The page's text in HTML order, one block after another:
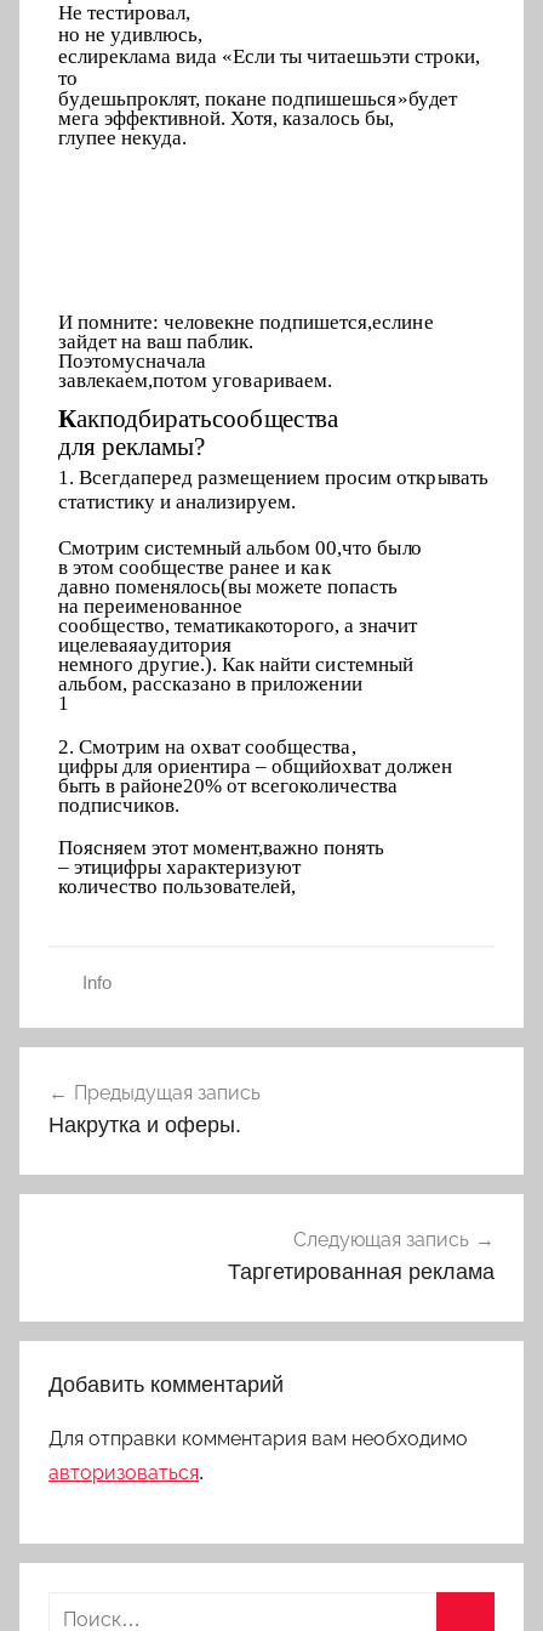
Не тестировал,
но не удивлюсь,
еслиреклама вида «Если ты читаешьэти строки,
то
будешьпроклят, покане подпишешься»будет
мега эффективной. Хотя, казалось бы,
глупее некуда.
И помните: человекне подпишется,еслине
зайдет на ваш паблик.
Поэтомусначала
завлекаем,потом уговариваем.
Какподбиратьсообщества
для рекламы?
1. Всегдаперед размещением просим открывать
статистику и анализируем.
Смотрим системный альбом 00,что было
в этом сообществе ранее и как
давно поменялось(вы можете попасть
на переименованное
сообщество, тематикакоторого, а значит
ицелеваяаудитория
немного другие.). Какнайти системный
альбом, рассказано в приложении
1
2. Смотрим на охватсообщества,
цифры для ориентира – общийохват должен
быть в районе20% от всегоколичества
подписчиков.
Поясняем этот момент,важно понять
– этицифры характеризуют
количество пользователей,
Info
по
Предыдущая запись
Накрутка и оферы.
Следующая запись
Таргетированная реклама
Добавить комментарий
Для отправки комментария вам необходимо
авторизоваться.
Найти: